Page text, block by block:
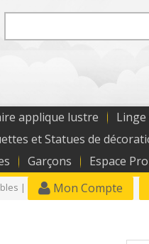
applique lustre
et Statues de
Garçons Espace Pro
| Mon Compte